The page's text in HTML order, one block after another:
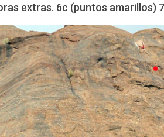
extras. 6c (puntos amarillos)